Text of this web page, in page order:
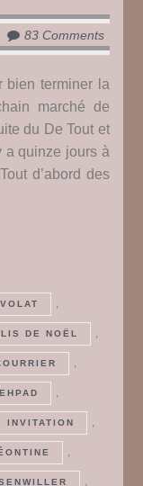
83 Comments
terminer la
marché de
du De Tout et
a quinze jours à
d’abord des
,
DE NOËL ,
,
EHPAD ,
INVITATION ,
,
,